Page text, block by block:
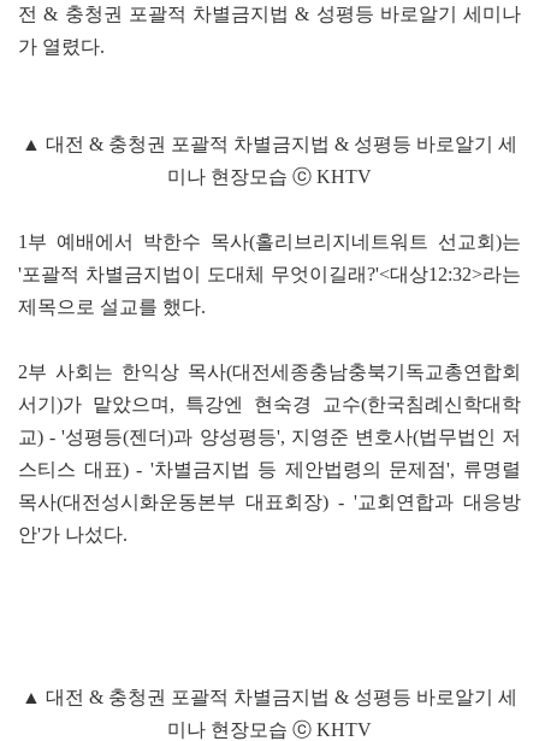
전 & 충청권 포괄적 차별금지법 & 성평등 바로알기 세미나
가 열렸다.
▲ 대전 & 충청권 포괄적 차별금지법 & 성평등 바로알기 세
미나 현장모습 ⓒ KHTV
1부 예배에서 박한수 목사(홀리브리지네트워트 선교회)는
'포괄적 차별금지법이 도대체 무엇이길래?'<대상12:32>라는
제목으로 설교를 했다.
2부 사회는 한익상 목사(대전세종충남충북기독교총연합회
서기)가 맡았으며, 특강엔 현숙경 교수(한국침례신학대학
교) - '성평등(젠더)과 양성평등', 지영준 변호사(법무법인 저
스티스 대표) - '차별금지법 등 제안법령의 문제점', 류명렬
목사(대전성시화운동본부 대표회장) - '교회연합과 대응방
안'가 나섰다.
▲ 대전 & 충청권 포괄적 차별금지법 & 성평등 바로알기 세
미나 현장모습 ⓒ KHTV